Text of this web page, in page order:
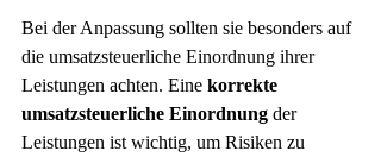
Bei der Anpassung sollten sie besonders auf
die umsatzsteuerliche Einordnung ihrer
Leistungen achten. Eine korrekte
umsatzsteuerliche Einordnung der
Leistungen ist wichtig, um Risiken zu